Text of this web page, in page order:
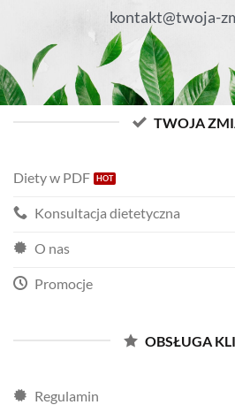
kontakt@twoja-
TWOJA
Diety w PDF
Konsultacja dietetyczna
O nas
Promocje
OBSŁUGA
Regulamin